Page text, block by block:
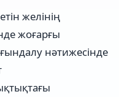
желінің
жоғарғы
нәтижесінде